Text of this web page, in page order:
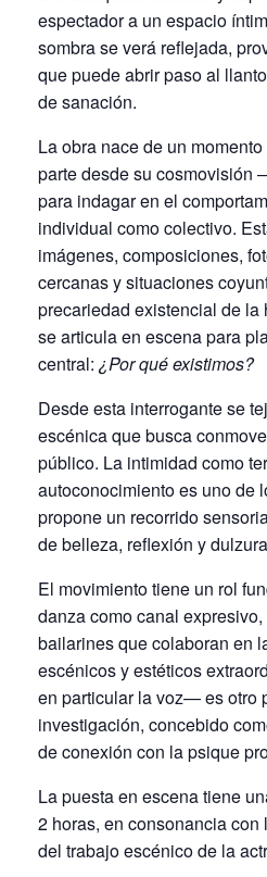
espectador a un espacio
sombra se verá reflejada,
que puede abrir paso al
de sanación.
La obra nace de un
parte desde su
para indagar en el
individual como colectivo.
imágenes, composiciones,
cercanas y situaciones
precariedad existencial de la
se articula en escena para
central: ¿Por qué existimos?
Desde esta interrogante se
escénica que busca
público. La intimidad como
autoconocimiento es uno de
propone un recorrido
de belleza, reflexión y
El movimiento tiene un rol
danza como canal
bailarines que colaboran en
escénicos y estéticos
en particular la voz— es otro
investigación, concebido
de conexión con la psique
La puesta en escena tiene
2 horas, en consonancia
del trabajo escénico de la